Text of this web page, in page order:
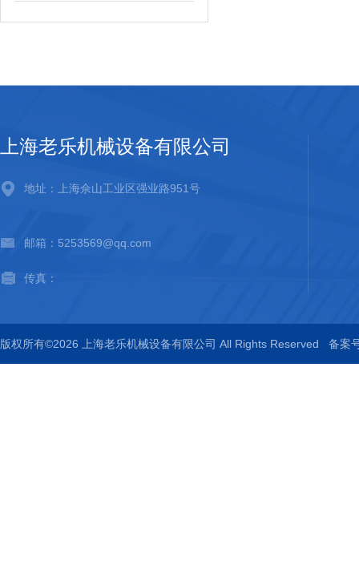
上海老乐机械设备有限公司
地址：上海佘山工业区强业路951号
邮箱：5253569@qq.com
传真：
版权所有©2026 上海老乐机械设备有限公司 All Rights Reserved 备案